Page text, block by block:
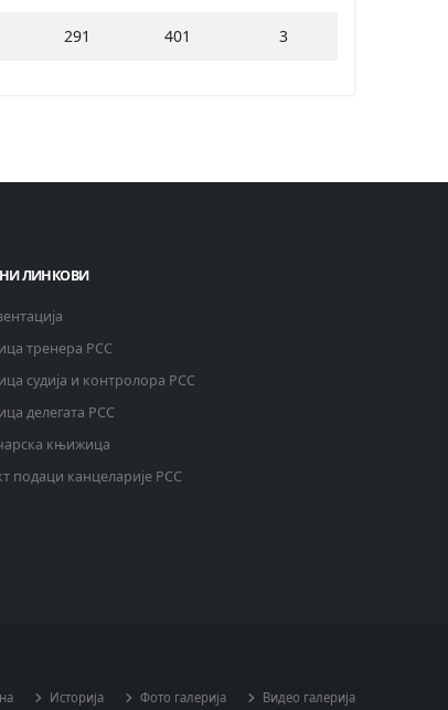
291 401 3
ЛИНКОВИ
тренера РСС
судија и контролора РСС
делегата РСС
књижица
подаци канцеларије РСС
Историја Фото галерија Видео галерија